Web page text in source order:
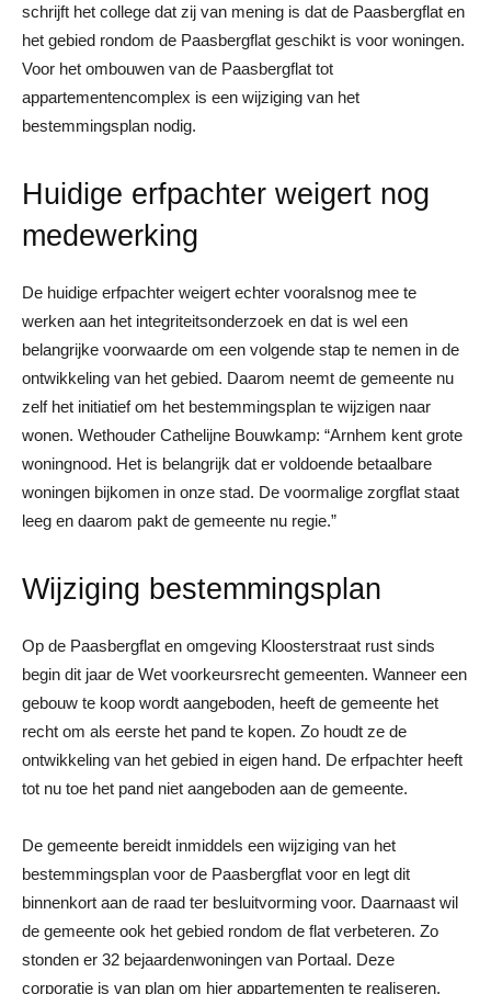
schrijft het college dat zij van mening is dat de Paasbergflat en
het gebied rondom de Paasbergflat geschikt is voor woningen.
Voor het ombouwen van de Paasbergflat tot
appartementencomplex is een wijziging van het
bestemmingsplan nodig.
Huidige erfpachter weigert nog
medewerking
De huidige erfpachter weigert echter vooralsnog mee te
werken aan het integriteitsonderzoek en dat is wel een
belangrijke voorwaarde om een volgende stap te nemen in de
ontwikkeling van het gebied. Daarom neemt de gemeente nu
zelf het initiatief om het bestemmingsplan te wijzigen naar
wonen. Wethouder Cathelijne Bouwkamp: “Arnhem kent grote
woningnood. Het is belangrijk dat er voldoende betaalbare
woningen bijkomen in onze stad. De voormalige zorgflat staat
leeg en daarom pakt de gemeente nu regie.”
Wijziging bestemmingsplan
Op de Paasbergflat en omgeving Kloosterstraat rust sinds
begin dit jaar de Wet voorkeursrecht gemeenten. Wanneer een
gebouw te koop wordt aangeboden, heeft de gemeente het
recht om als eerste het pand te kopen. Zo houdt ze de
ontwikkeling van het gebied in eigen hand. De erfpachter heeft
tot nu toe het pand niet aangeboden aan de gemeente.
De gemeente bereidt inmiddels een wijziging van het
bestemmingsplan voor de Paasbergflat voor en legt dit
binnenkort aan de raad ter besluitvorming voor. Daarnaast wil
de gemeente ook het gebied rondom de flat verbeteren. Zo
stonden er 32 bejaardenwoningen van Portaal. Deze
corporatie is van plan om hier appartementen te realiseren.